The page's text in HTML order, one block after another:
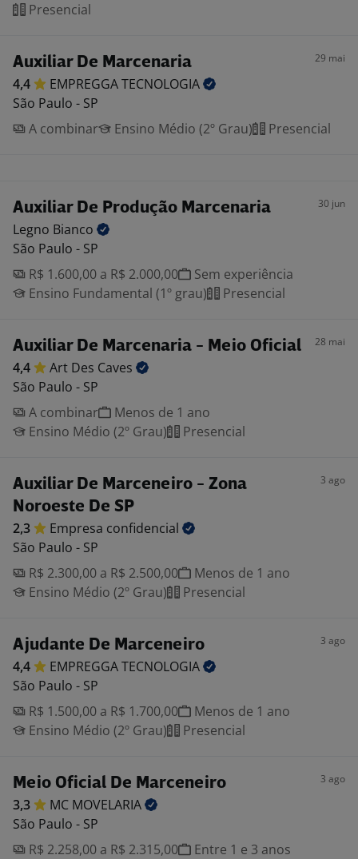
Presencial
Auxiliar De Marcenaria 29 mai
4,4 EMPREGGATECNOLOGIA
São Paulo - SP
A combinar
Ensino Médio (2º Grau) Presencial
Auxiliar De Produção Marcenaria 30 jun
Legno Bianco
São Paulo - SP
R$ 1.600,00 a R$ 2.000,00
Sem experiência
Ensino Fundamental (1º grau)
Presencial
Auxiliar De Marcenaria - Meio Oficial 28 mai
4,4 Art Des Caves
São Paulo - SP
A combinar
Menos de 1 ano
Ensino Médio (2º Grau)
Presencial
Auxiliar De Marceneiro - Zona
Noroeste De SP
3 ago
2,3 Empresa confidencial
São Paulo - SP
R$ 2.300,00 a R$ 2.500,00
Menos de 1 ano
Ensino Médio (2º Grau)
Presencial
Ajudante De Marceneiro 3 ago
4,4 EMPREGGATECNOLOGIA
São Paulo - SP
R$ 1.500,00 a R$ 1.700,00
Menos de 1 ano
Ensino Médio (2º Grau)
Presencial
Meio Oficial De Marceneiro 3 ago
3,3 MC MOVELARIA
São Paulo - SP
R$ 2.258,00 a R$ 2.315,00
Entre 1 e 3 anos